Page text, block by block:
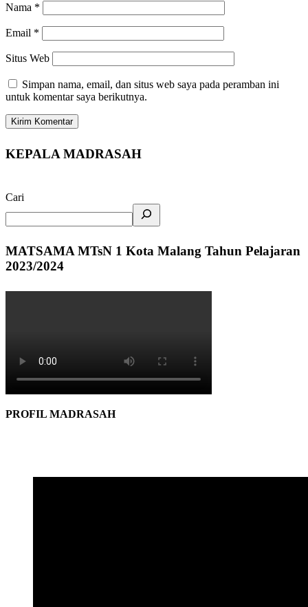
Nama *
Email *
Situs Web
Simpan nama, email, dan situs web saya pada peramban ini
untuk komentar saya berikutnya.
KEPALA MADRASAH
Cari
MATSAMA MTsN 1 Kota Malang Tahun Pelajaran
2023/2024
PROFIL MADRASAH